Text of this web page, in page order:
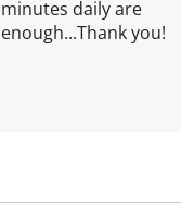
minutes daily are
enough...Thank you!